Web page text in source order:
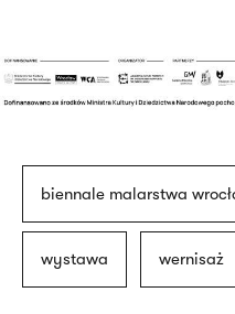
biennale malarstwa
wystawa wernisaż